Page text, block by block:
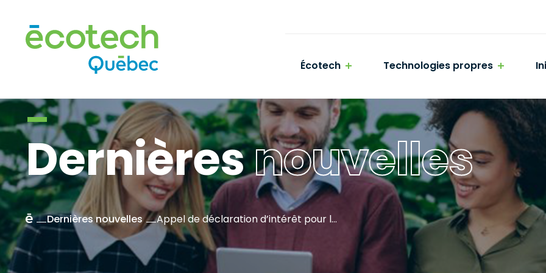
Écotech Technologies propres
Dernièresnouvelles
Accueil
Dernières nouvelles Appel de déclaration d’intérêt pour la R-D relative aux projets de captage, d’utilisation et de stockage du carbone